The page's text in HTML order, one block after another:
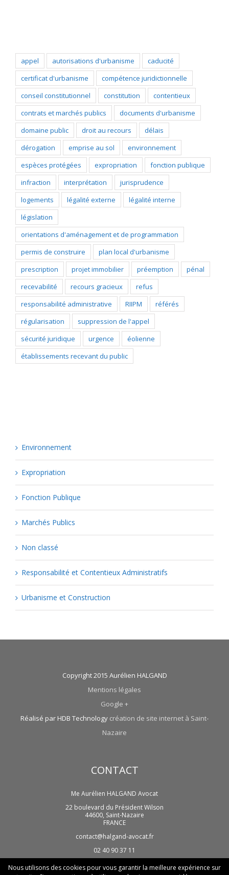
appel autorisations d'urbanisme
caducité
certificat d'urbanisme
compétence juridictionnelle
conseil constitutionnel
constitution
contentieux
contrats et marchés publics
documents d'urbanisme
domaine public
droit au recours
délais
dérogation
emprise au sol
environnement
espèces protégées
expropriation
fonction publique
infraction
interprétation
jurisprudence
logements
légalité externe
légalité interne
législation
orientations d'aménagement et de programmation
permis de construire
plan local d'urbanisme
prescription
projet immobilier préemption
pénal
recevabilité
recours gracieux
refus
responsabilité administrative
RIIPM
référés
régularisation
suppression de l'appel
sécurité juridique
urgence
éolienne
établissements recevant du public
Environnement
Expropriation
Fonction Publique
Marchés Publics
Non classé
Responsabilité et Contentieux Administratifs
Urbanisme et Construction
Copyright 2015 Aurélien HALGAND
Mentions légales
Google +
Réalisé par HDB Technology création de site internet à Saint-
Nazaire
CONTACT
Me Aurélien HALGAND Avocat
22 boulevard du Président Wilson
44600, Saint-Nazaire
FRANCE
contact@halgand-avocat.fr
02 40 90 37 11
Nous utilisons des cookies pour vous garantir la meilleure expérience sur